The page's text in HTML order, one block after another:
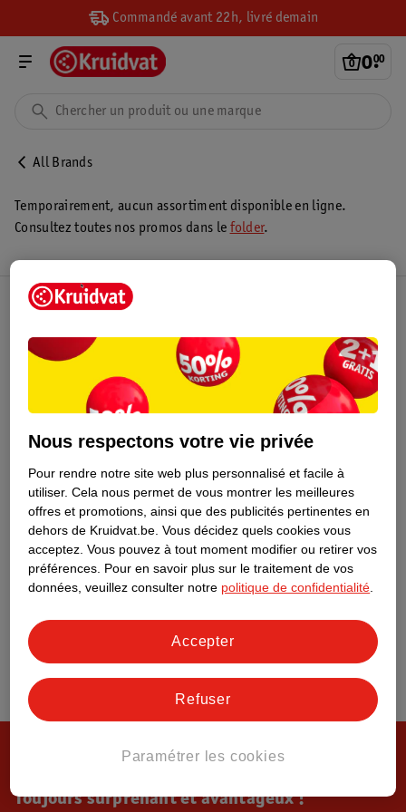
Commandé avant 22h, livré demain
0.
00
All Brands
Temporairement, aucun assortiment disponible en ligne.
Consultez toutes nos promos dans le folder.
Toujours surprenant et avantageux !
Nous respectons votre vie privée
Pour rendre notre site web plus personnalisé et facile à
utiliser. Cela nous permet de vous montrer les meilleures
offres et promotions, ainsi que des publicités pertinentes en
dehors de Kruidvat.be. Vous décidez quels cookies vous
acceptez. Vous pouvez à tout moment modifier ou retirer vos
préférences. Pour en savoir plus sur le traitement de vos
données, veuillez consulter notre politique de confidentialité
Paramétrer les cookies
Refuser
Accepter